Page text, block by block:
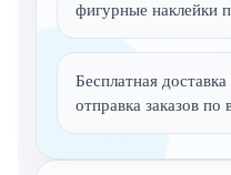
фигурные наклейки
Бесплатная
отправка заказов по